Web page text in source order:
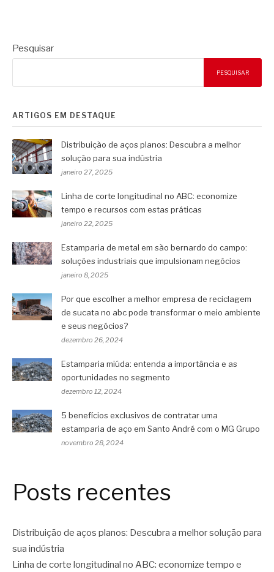
Pesquisar
PESQUISAR
ARTIGOS EM DESTAQUE
Distribuição de aços planos: Descubra a melhor
solução para sua indústria
janeiro 27, 2025
Linha de corte longitudinal no ABC: economize
tempo e recursos com estas práticas
janeiro 22, 2025
Estamparia de metal em são bernardo do campo:
soluções industriais que impulsionam negócios
janeiro 8, 2025
Por que escolher a melhor empresa de reciclagem
de sucata no abc pode transformar o meio ambiente
e seus negócios?
dezembro 26, 2024
Estamparia miúda: entenda a importância e as
oportunidades no segmento
dezembro 12, 2024
5 benefícios exclusivos de contratar uma
estamparia de aço em Santo André com o MG Grupo
novembro 28, 2024
Posts recentes
Distribuição de aços planos: Descubra a melhor solução para
sua indústria
Linha de corte longitudinal no ABC: economize tempo e